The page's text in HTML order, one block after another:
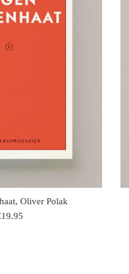
Oliver Polak